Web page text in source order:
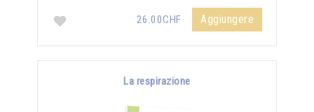
26.00CHF Aggiungere
La respirazione